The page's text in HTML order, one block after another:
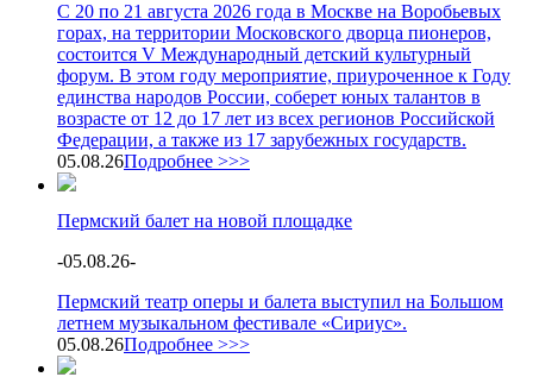
С 20 по 21 августа 2026 года в Москве на Воробьевых
горах, на территории Московского дворца пионеров,
состоится V Международный детский культурный
форум. В этом году мероприятие, приуроченное к Году
единства народов России, соберет юных талантов в
возрасте от 12 до 17 лет из всех регионов Российской
Федерации, а также из 17 зарубежных государств.
05.08.26Подробнее >>>
Пермский балет на новой площадке
-05.08.26-
Пермский театр оперы и балета выступил на Большом
летнем музыкальном фестивале «Сириус».
05.08.26Подробнее >>>